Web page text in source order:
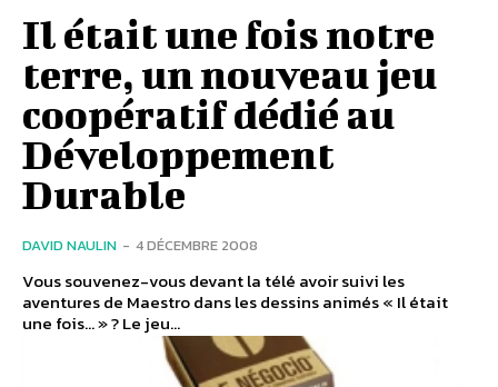
Il était une fois notre
terre, un nouveau jeu
coopératif dédié au
Développement
Durable
DAVID NAULIN - 4 DÉCEMBRE 2008
Vous souvenez-vous devant la télé avoir suivi les
aventures de Maestro dans les dessins animés « Il était
une fois… » ? Le jeu...